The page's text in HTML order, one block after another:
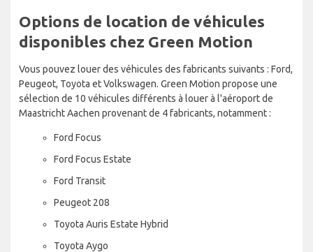
Options de location de véhicules
disponibles chez Green Motion
Vous pouvez louer des véhicules des fabricants suivants : Ford,
Peugeot, Toyota et Volkswagen. Green Motion propose une
sélection de 10 véhicules différents à louer à l'aéroport de
Maastricht Aachen provenant de 4 fabricants, notamment :
Ford Focus
Ford Focus Estate
Ford Transit
Peugeot 208
Toyota Auris Estate Hybrid
Toyota Aygo